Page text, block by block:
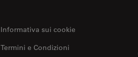
Informativa sui cookie
Termini e Condizioni